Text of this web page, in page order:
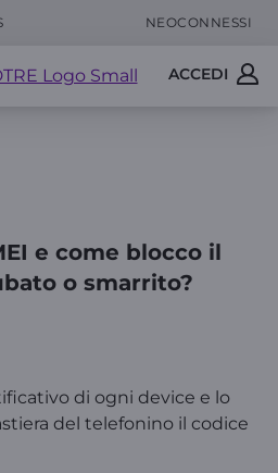
NEOCONNESSI
ACCEDI
e come blocco il
o smarrito?
di ogni device e lo
del telefonino il codice